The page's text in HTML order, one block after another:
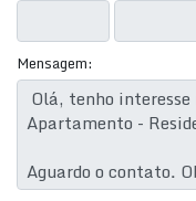
Mensagem: